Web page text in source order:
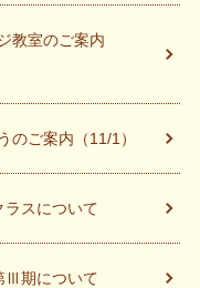
教室のご案内
のご案内（11/1）
スについて
期について